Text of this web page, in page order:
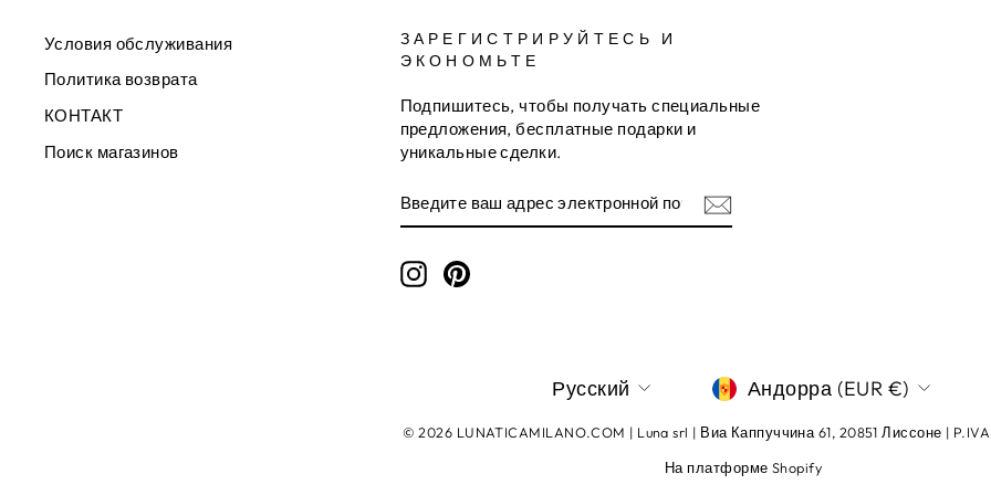
Условия обслуживания
Политика возврата
КОНТАКТ
Поиск магазинов
ЗАРЕГИСТРИРУЙТЕСЬ И
ЭКОНОМЬТЕ
Подпишитесь, чтобы получать специальные
предложения, бесплатные подарки и
уникальные сделки.
ВАШ
АДРЕС
ПОЧТЫ
InstagramPinterest
ЯЗЫК
Русский ВАЛЮТА
Андорра (EUR €)
© 2026 LUNATICAMILANO.COM | Luna srl | Виа Каппуччина 61, 20851 Лиссоне |
На платформе Shopify